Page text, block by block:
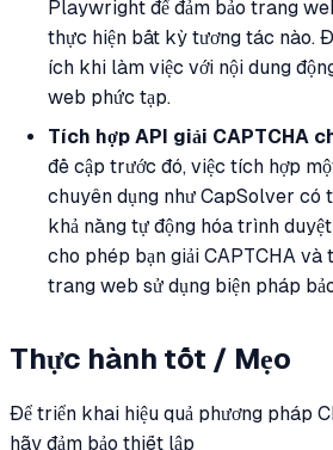
Playwright để đảm bảo trang
thực hiện bất kỳ tương tác nào.
ích khi làm việc với nội dung
web phức tạp.
Tích hợp API giải CAPTCHA
đề cập trước đó, việc tích hợp
chuyên dụng như CapSolver có
khả năng tự động hóa trình
cho phép bạn giải CAPTCHA và
trang web sử dụng biện pháp
Thực hành tốt / Mẹo
Để triển khai hiệu quả phương pháp
hãy đảm bảo thiết lập